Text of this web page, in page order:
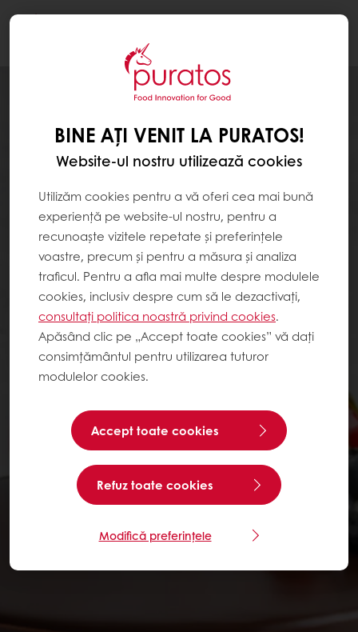
BINE AȚI VENIT LA PURATOS!
Website-ul nostru utilizează cookies
Utilizăm cookies pentru a vă oferi cea mai bună
experiență pe website-ul nostru, pentru a
recunoaște vizitele repetate și preferințele
voastre, precum și pentru a măsura și analiza
traficul. Pentru a afla mai multe despre modulele
cookies, inclusiv despre cum să le dezactivați,
consultați politica noastră privind cookies.
Apăsând clic pe „Accept toate cookies” vă dați
consimțământul pentru utilizarea tuturor
modulelor cookies.
Accept toate cookies
Refuz toate cookies
Modifică preferințele